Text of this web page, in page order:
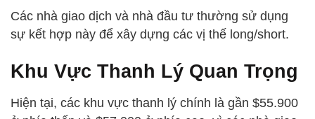
Các nhà giao dịch và nhà đầu tư thường sử dụng
sự kết hợp này để xây dựng các vị thế long/short.
Khu Vực Thanh Lý Quan Trọng
Hiện tại, các khu vực thanh lý chính là gần $55.900